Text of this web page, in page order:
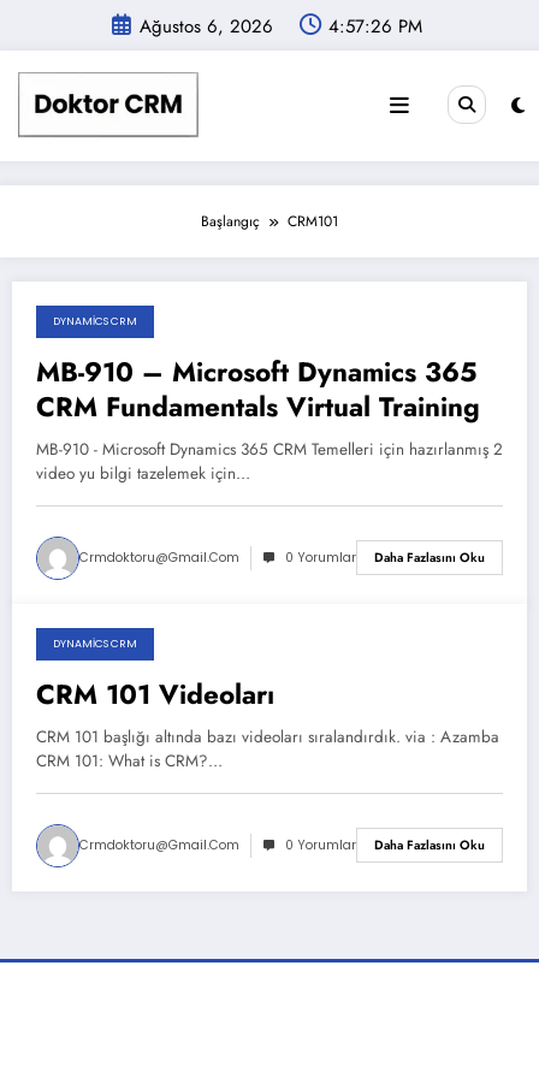
Ağustos 6, 2026 4:57:26 PM
Başlangıç CRM101
Aralık 5, 2025
DYNAMICS CRM
MB-910 – Microsoft Dynamics 365
CRM Fundamentals Virtual Training
MB-910 - Microsoft Dynamics 365 CRM Temelleri için hazırlanmış 2
video yu bilgi tazelemek için…
Crmdoktoru@gmail.com 0 Yorumlar Daha Fazlasını Oku
Kasım 27, 2025
DYNAMICS CRM
CRM 101 Videoları
CRM 101 başlığı altında bazı videoları sıralandırdık. via : Azamba
CRM 101: What is CRM?…
Crmdoktoru@gmail.com 0 Yorumlar Daha Fazlasını Oku